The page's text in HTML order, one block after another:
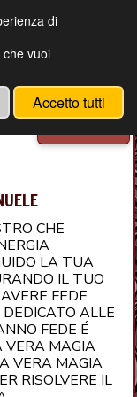
GARANTITI
Menu
CHE
LA TUA
IL TUO
FEDE
ALLE
FEDE É
VERA MAGIA
VERA MAGIA
RISOLVERE IL
di
vuoi
Accetto tutti